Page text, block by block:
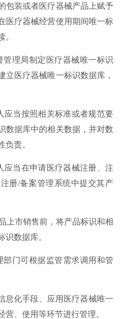
包装或者医疗器械产品上赋予
医疗器械经营使用期间唯一标
。
管理局制定医疗器械唯一标识
立医疗器械唯一标识数据库，
应当按照相关标准或者规范要
数据库中的相关数据，并对数
负责。
应当在申请医疗器械注册、注
册/备案管理系统中提交其产
上市销售前，将产品标识和相
识数据库。
部门可根据监管需求调用和管
息化手段、应用医疗器械唯一
、使用等环节进行管理。